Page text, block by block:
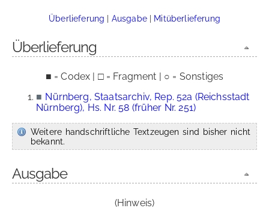
Überlieferung | Ausgabe| Mitüberlieferung
Überlieferung
■ = Codex | □ = Fragment | ○ = Sonstiges
■ Nürnberg, Staatsarchiv, Rep. 52a (Reichsstadt
Nürnberg), Hs. Nr. 58 (früher Nr. 251)
Weitere handschriftliche Textzeugen sind bisher nicht
bekannt.
Ausgabe
(Hinweis)